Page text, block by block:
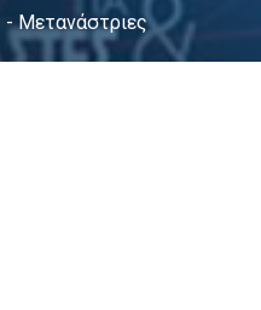
- Μετανάστριες